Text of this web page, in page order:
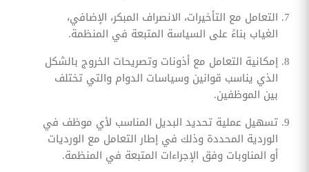
التعامل مع التأخيرات، الانصراف المبكر، الإضافي،
الغياب بناءً على السياسة المتبعة في المنظمة.
إمكانية التعامل مع أذونات وتصريحات الخروج بالشكل
الذي يناسب قوانين وسياسات الدوام والتي تختلف
بين الموظفين.
تسهيل عملية تحديد البديل المناسب لأي موظف في
الوردية المحددة وذلك في إطار التعامل مع الورديات
أو المناوبات وفق الإجراءات المتبعة في المنظمة.